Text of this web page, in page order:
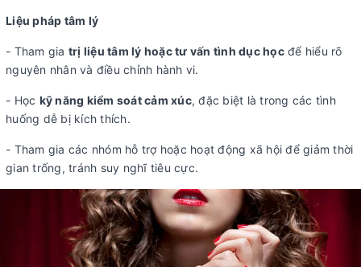
Liệu pháp tâm lý
- Tham gia trị liệu tâm lý hoặc tư vấn tình dục họcđể hiểu rõ
nguyên nhân và điều chỉnh hành vi.
- Học kỹ năng kiểm soát cảm xúc, đặc biệt là trong các tình
huống dễ bị kích thích.
- Tham gia các nhóm hỗ trợ hoặc hoạt động xã hội để giảm thời
gian trống, tránh suy nghĩ tiêu cực.